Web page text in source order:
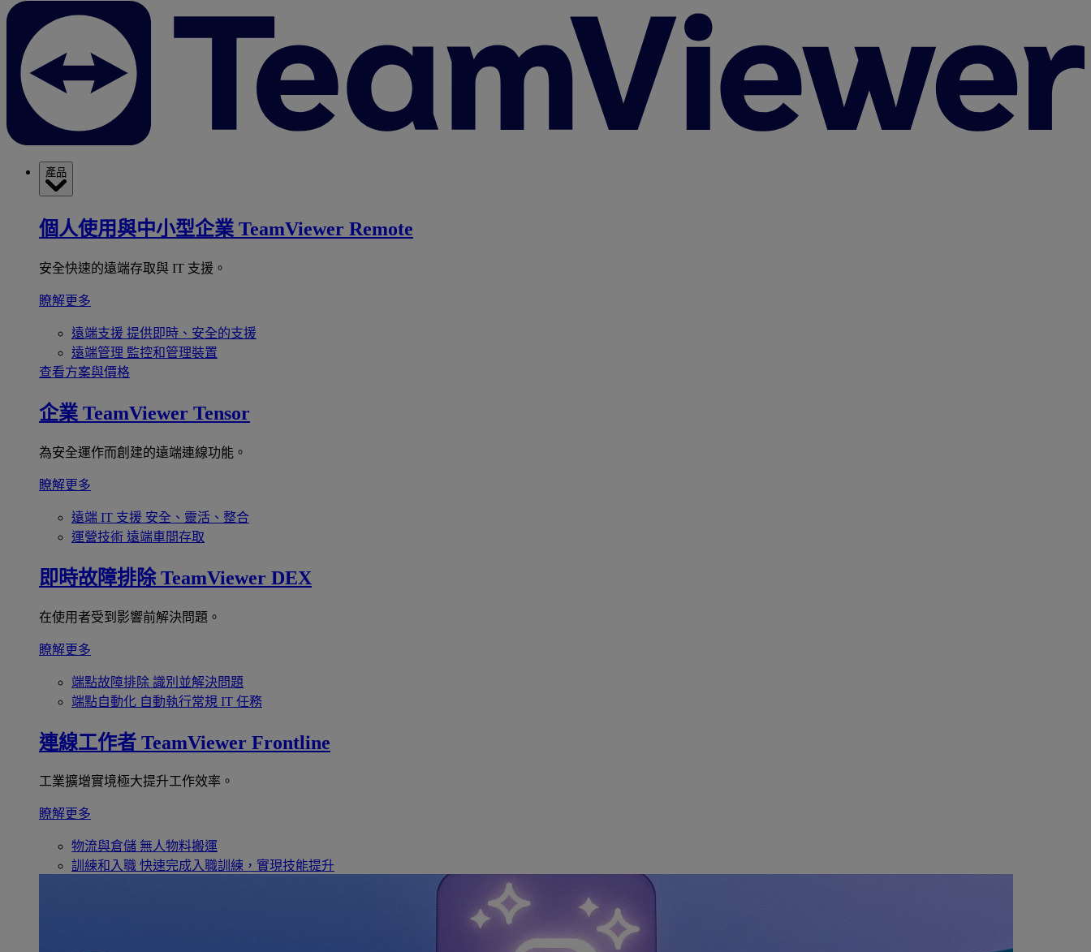
產品
個人使用與中小型企業 TeamViewer Remote
安全快速的遠端存取與 IT 支援。
瞭解更多
遠端支援 提供即時、安全的支援
遠端管理 監控和管理裝置
查看方案與價格
企業 TeamViewer Tensor
為安全運作而創建的遠端連線功能。
瞭解更多
遠端 IT 支援 安全、靈活、整合
運營技術 遠端車間存取
即時故障排除 TeamViewer DEX
在使用者受到影響前解決問題。
瞭解更多
端點故障排除 識別並解決問題
端點自動化 自動執行常規 IT 任務
連線工作者 TeamViewer Frontline
工業擴增實境極大提升工作效率。
瞭解更多
物流與倉儲 無人物料搬運
訓練和入職 快速完成入職訓練，實現技能提升